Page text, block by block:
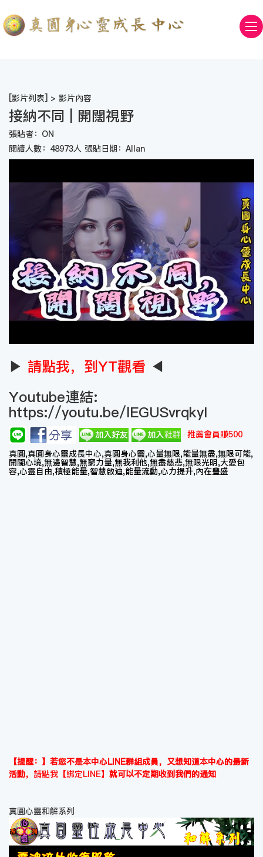
[影片列表] > 影片內容
接納不同 | 開闊視野
張貼者：ON
閱讀人數：48973人 張貼日期：Allan
▶ 請點我，到YT觀看 ◀
Youtube連結:
https://youtu.be/lEGUSvrqkyI
推薦會員賺500
真圓,真圓身心靈成長中心,真圓身心靈,心量無限,能量無盡,無限可能,
開闊心境,無邊智慧,無窮力量,無我利他,無盡慈悲,無限光明,大愛包
容,心靈自由,積極能量,智慧啟迪,能量流動,心力提升,內在豐盛
【提醒：】若您不是本中心LINE群組成員，又想知道本中心的最新
活動， 請點我【綁定LINE】 就可以不定期收到我們的通知
真圓心靈和解系列